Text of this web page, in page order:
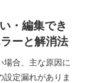
・編集でき
ーと解消法
場合、主な原因に
設定漏れがありま